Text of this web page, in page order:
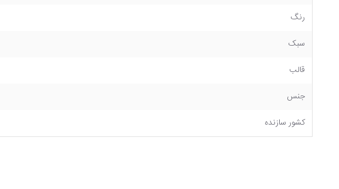
رنگ
سبک
قالب
جنس
کشور سازنده